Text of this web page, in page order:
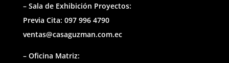
– Sala de Exhibición Proyectos:
Previa Cita: 097 996 4790
ventas@casaguzman.com.ec
– Oficina Matriz: